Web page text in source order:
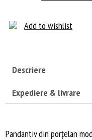
albă
Add to wishlist
Descriere
Expediere & livrare
Pandantiv din porțelan